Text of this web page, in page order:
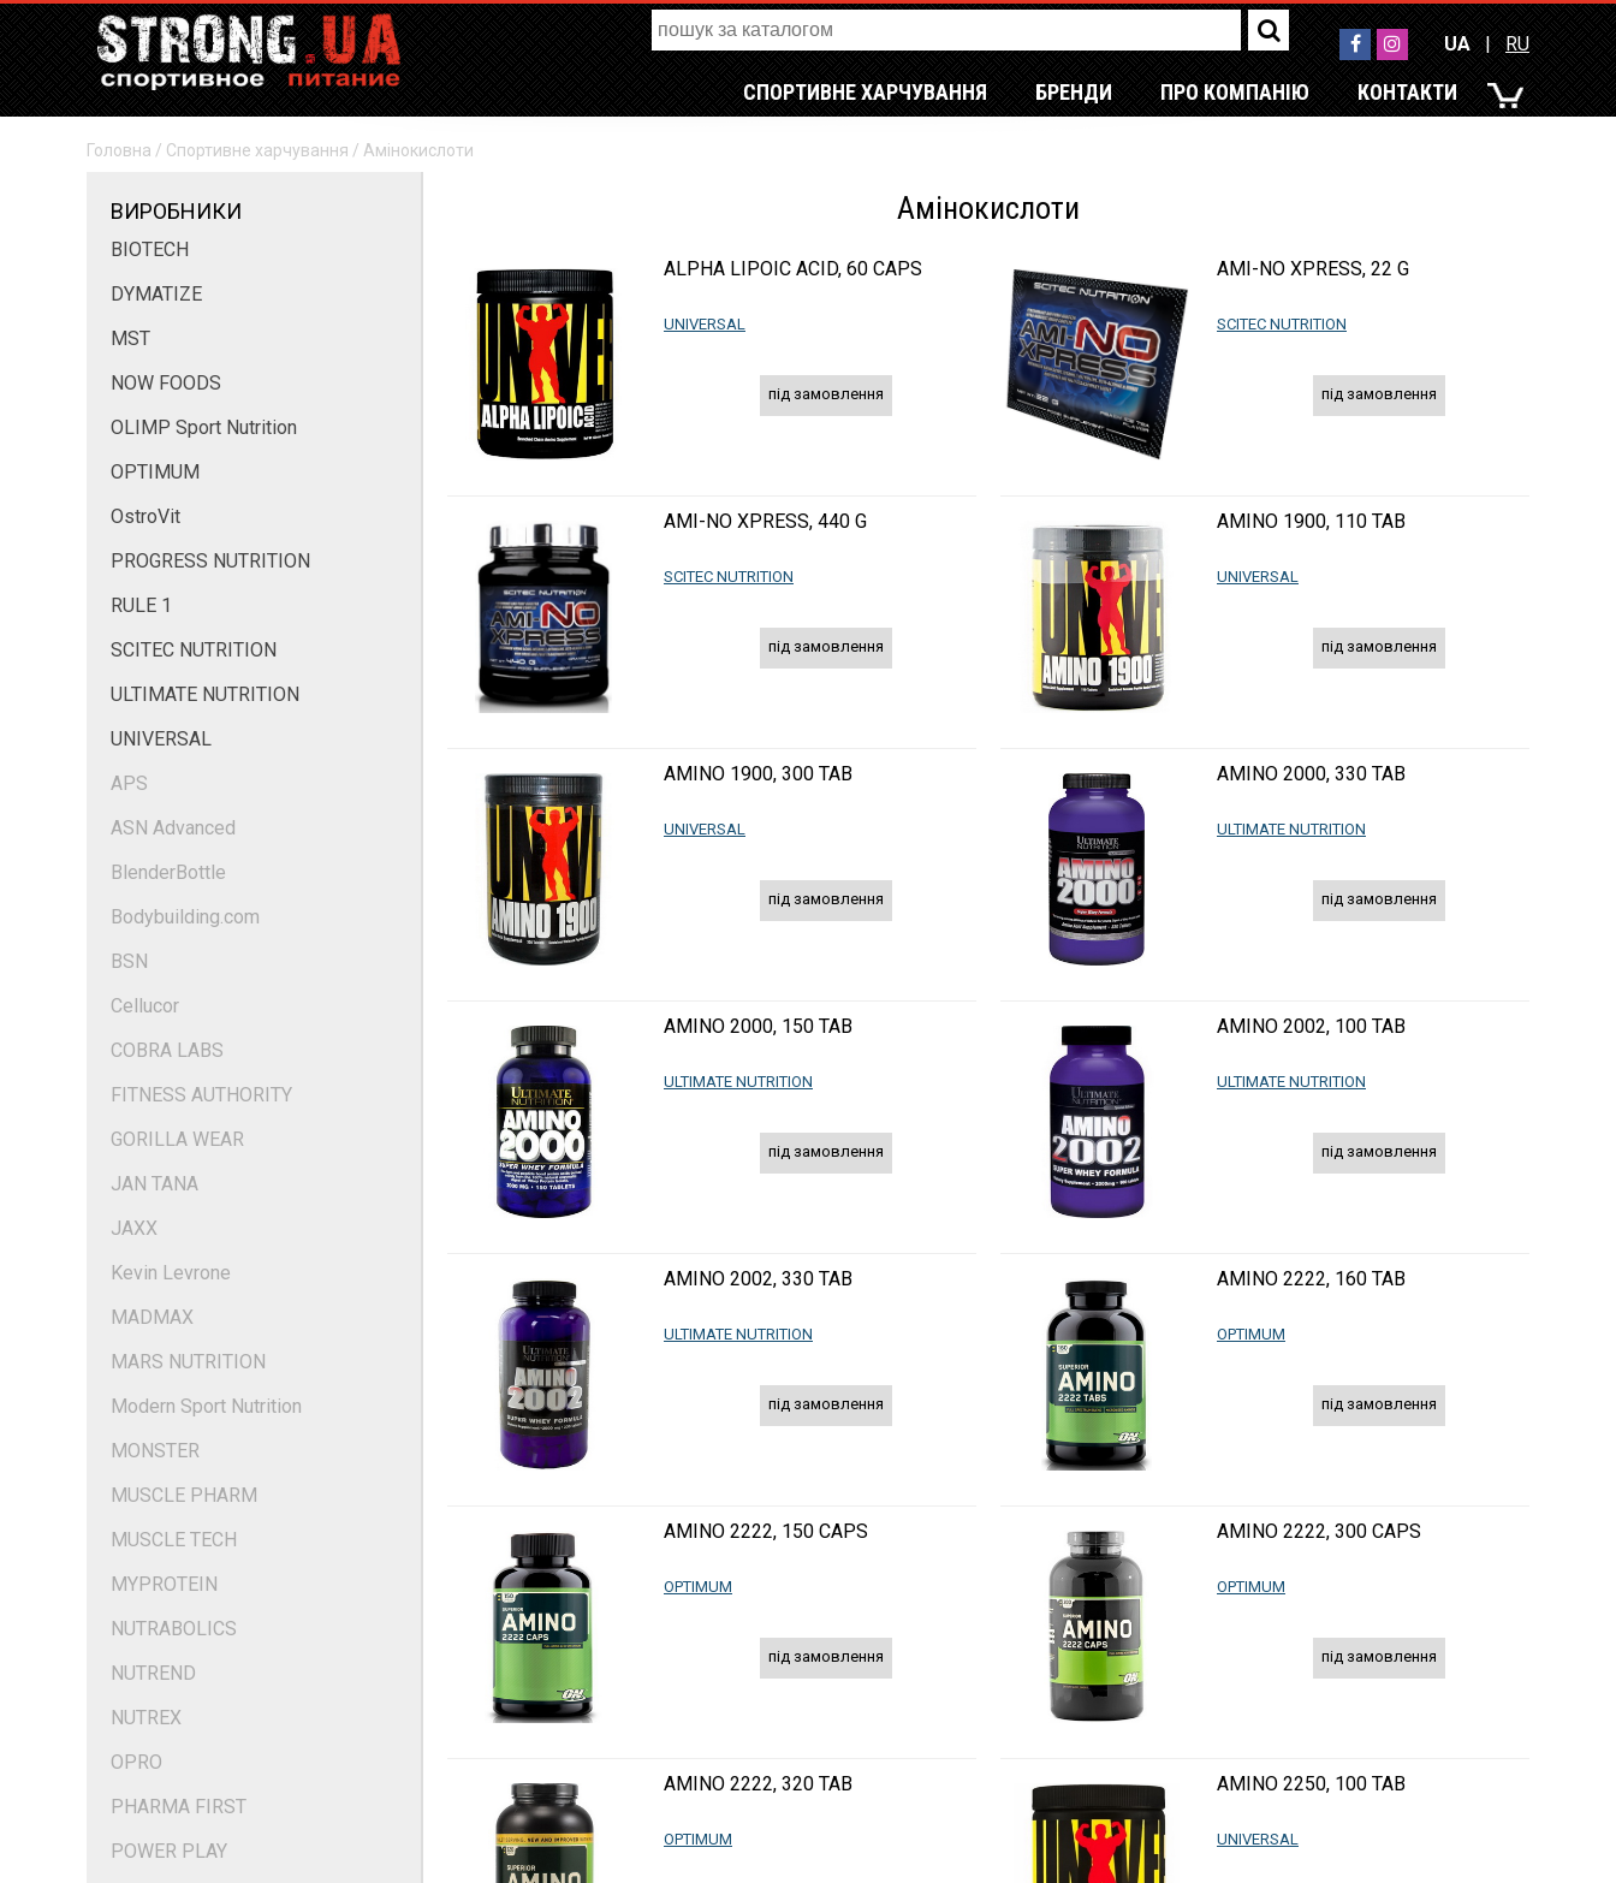
UA|RU
СПОРТИВНЕ ХАРЧУВАННЯ БРЕНДИ ПРО КОМПАНІЮ КОНТАКТИ
Головна / Спортивне харчування / Амінокислоти
ВИРОБНИКИ
BIOTECH
DYMATIZE
MST
NOW FOODS
OLIMP Sport Nutrition
OPTIMUM
OstroVit
PROGRESS NUTRITION
RULE 1
SCITEC NUTRITION
ULTIMATE NUTRITION
UNIVERSAL
APS
ASN Advanced
BlenderBottle
Bodybuilding.com
BSN
Cellucor
COBRA LABS
FITNESS AUTHORITY
GORILLA WEAR
JAN TANA
JAXX
Kevin Levrone
MADMAX
MARS NUTRITION
Modern Sport Nutrition
MONSTER
MUSCLE PHARM
MUSCLE TECH
MYPROTEIN
NUTRABOLICS
NUTREND
NUTREX
OPRO
PHARMA FIRST
POWER PLAY
Амінокислоти
ALPHA LIPOIC ACID, 60 CAPS
UNIVERSAL
під замовлення
AMI-NO XPRESS, 22 G
SCITEC NUTRITION
під замовлення
AMI-NO XPRESS, 440 G
SCITEC NUTRITION
під замовлення
AMINO 1900, 110 TAB
UNIVERSAL
під замовлення
AMINO 1900, 300 TAB
UNIVERSAL
під замовлення
AMINO 2000, 330 TAB
ULTIMATE NUTRITION
під замовлення
AMINO 2000, 150 TAB
ULTIMATE NUTRITION
під замовлення
AMINO 2002, 100 TAB
ULTIMATE NUTRITION
під замовлення
AMINO 2002, 330 TAB
ULTIMATE NUTRITION
під замовлення
AMINO 2222, 160 TAB
OPTIMUM
під замовлення
AMINO 2222, 150 CAPS
OPTIMUM
під замовлення
AMINO 2222, 300 CAPS
OPTIMUM
під замовлення
AMINO 2222, 320 TAB
OPTIMUM
AMINO 2250, 100 TAB
UNIVERSAL